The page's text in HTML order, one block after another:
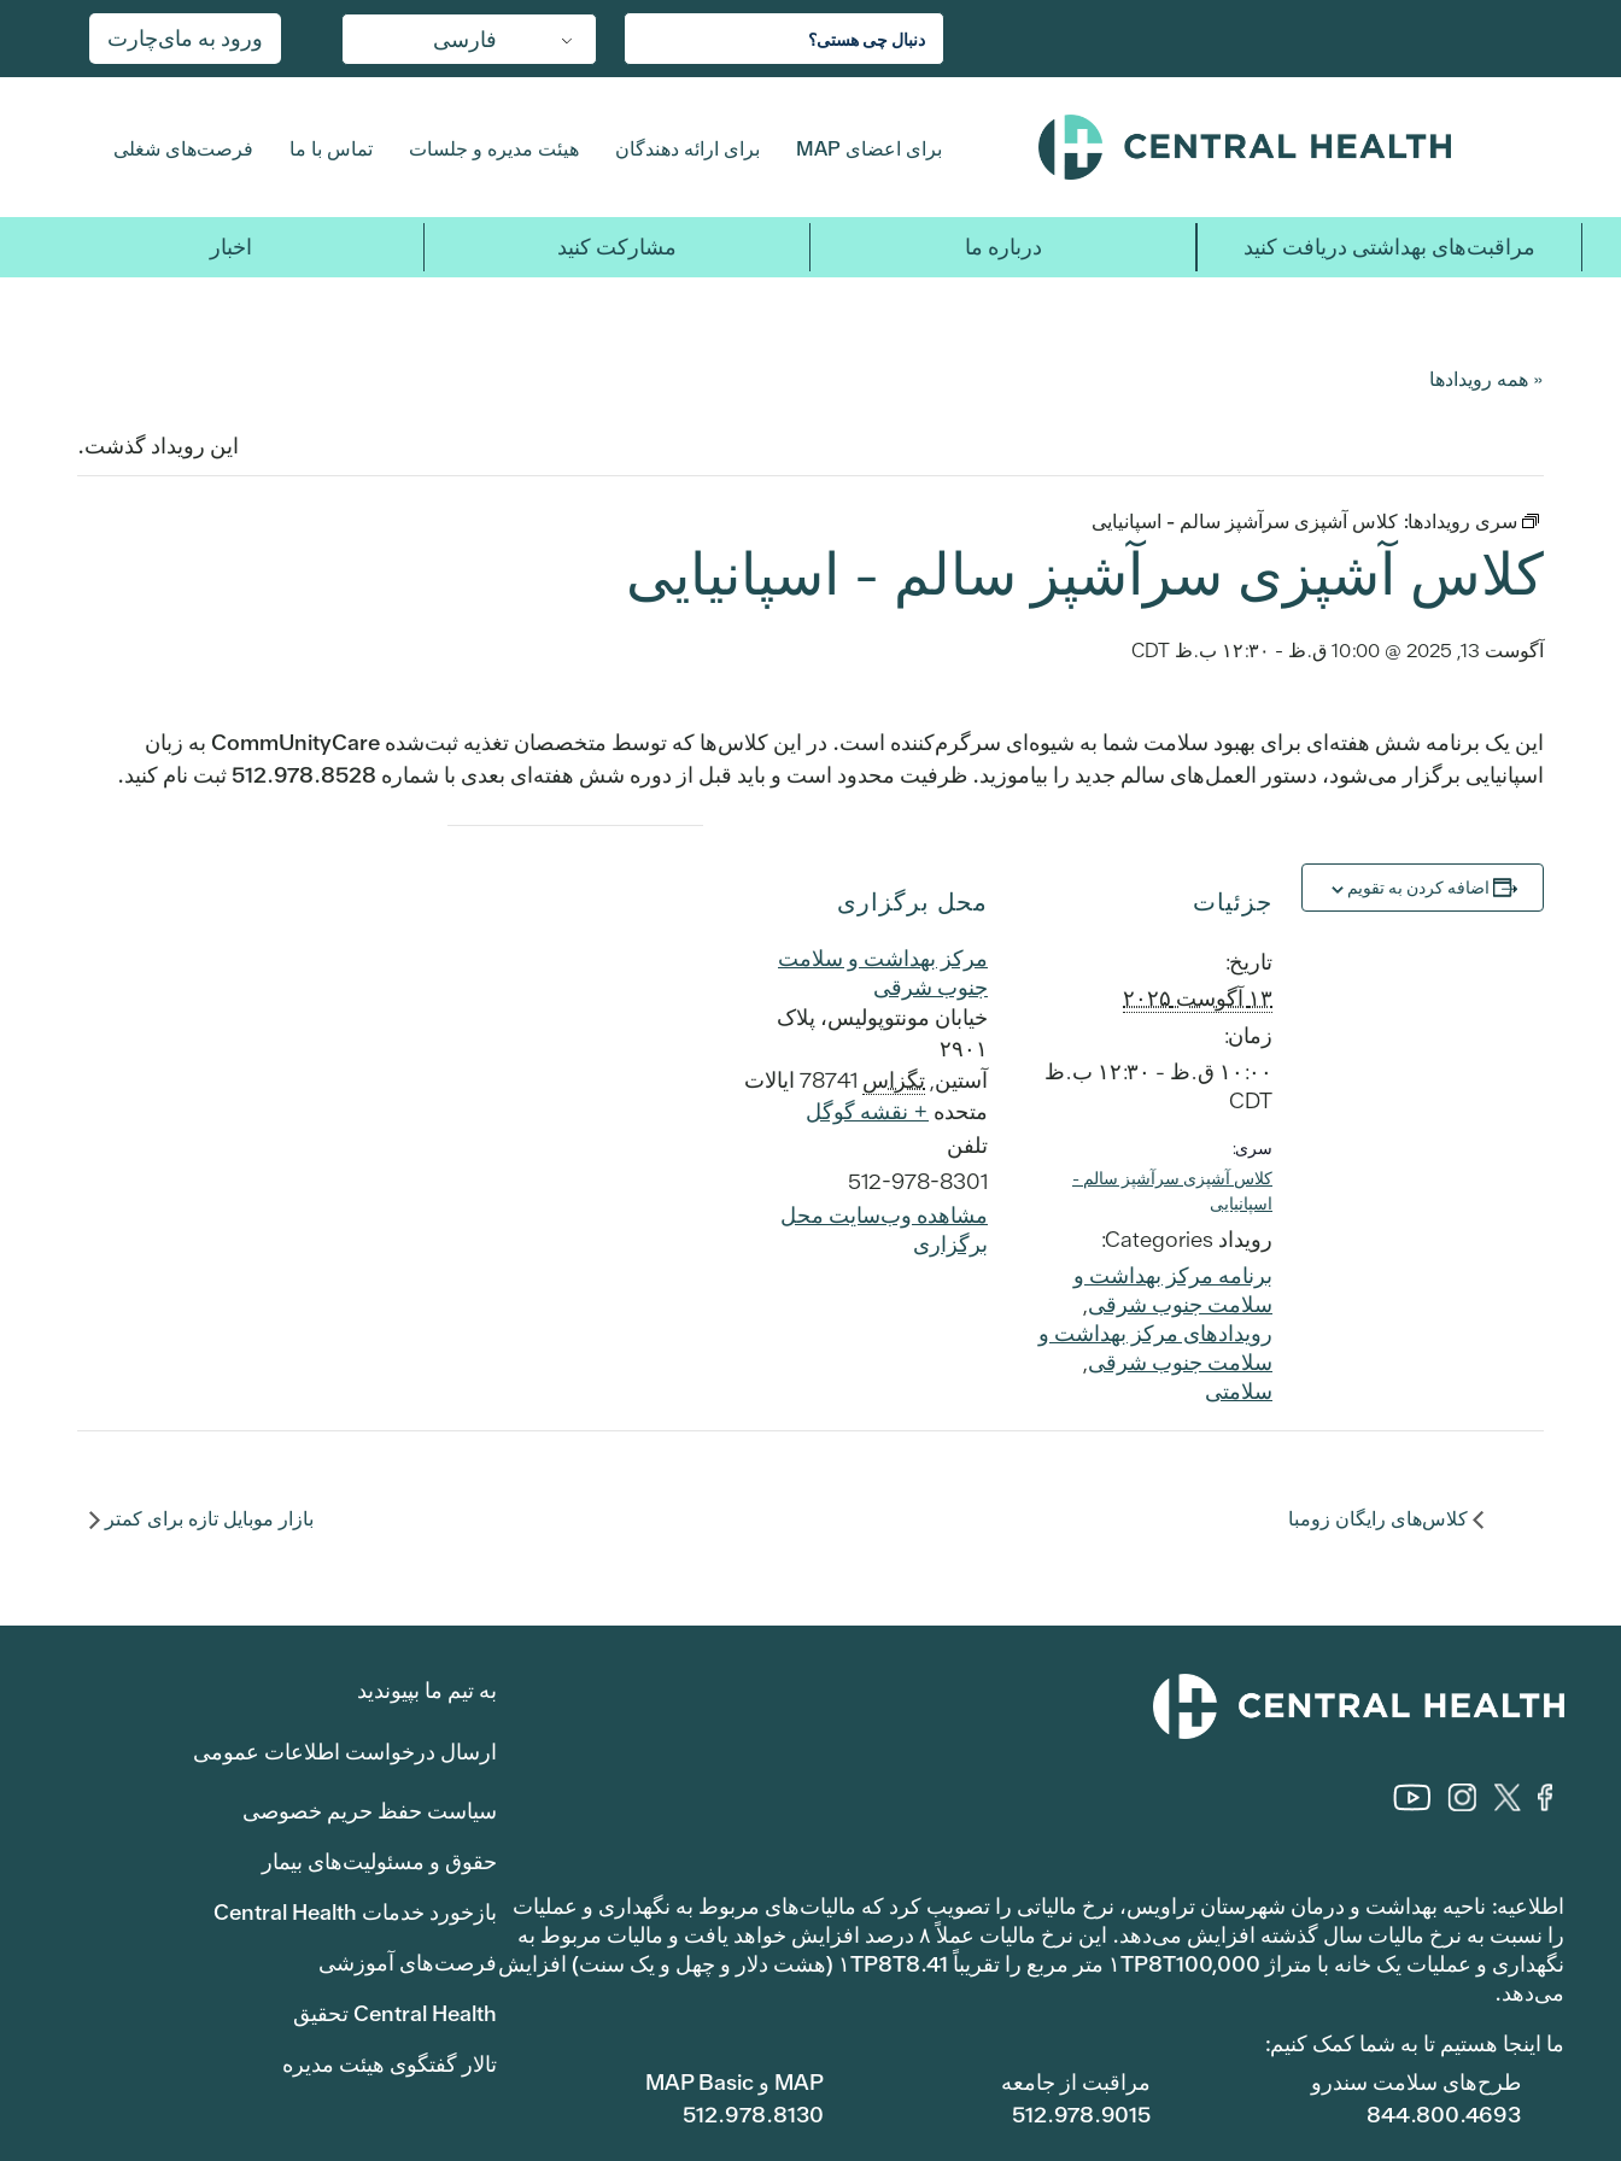
محتوای
فارسی ورود به مای‌چارت
برای اعضای MAP برای ارائه دهندگان هیئت مدیره و جلسات تماس با ما فرصت‌های شغلی
مراقبت‌های بهداشتی دریافت کنید درباره ما مشارکت کنید اخبار
« همه رویدادها
این رویداد گذشت.
سری رویدادها: کلاس آشپزی سرآشپز سالم - اسپانیایی
کلاس آشپزی سرآشپز سالم - اسپانیایی
آگوست 13, 2025 @ 10:00 ق.ظ - ۱۲:۳۰ ب.ظ CDT
این یک برنامه شش هفته‌ای برای بهبود سلامت شما به شیوه‌ای سرگرم‌کننده است. در این کلاس‌ها که توسط متخصصان تغذیه ثبت‌شده CommUnityCare به زبان
اسپانیایی برگزار می‌شود، دستور العمل‌های سالم جدید را بیاموزید. ظرفیت محدود است و باید قبل از دوره شش هفته‌ای بعدی با شماره 512.978.8528 ثبت نام کنید.
اضافه کردن به تقویم جزئیات
تاریخ:
۱۳ آگوست ۲۰۲۵
زمان:
۱۰:۰۰ ق.ظ - ۱۲:۳۰ ب.ظ
CDT
سری:
کلاس آشپزی سرآشپز سالم -
اسپانیایی
رویداد Categories:
برنامه مرکز بهداشت و
سلامت جنوب شرقی
رویدادهای مرکز بهداشت و
سلامت جنوب شرقی
سلامتی
محل برگزاری
مرکز بهداشت و سلامت
جنوب شرقی
خیابان مونتوپولیس، پلاک
۲۹۰۱
آستین تگزاس 78741 ایالات
متحده + نقشه گوگل
تلفن
512-978-8301
مشاهده وب‌سایت محل
برگزاری
کلاس‌های رایگان زومبا بازار موبایل تازه برای کمتر
اطلاعیه: ناحیه بهداشت و درمان شهرستان تراویس، نرخ مالیاتی را تصویب کرد که مالیات‌های مربوط به نگهداری و عملیات
را نسبت به نرخ مالیات سال گذشته افزایش می‌دهد. این نرخ مالیات عملاً ۸ درصد افزایش خواهد یافت و مالیات مربوط به
نگهداری و عملیات یک خانه با متراژ ۱TP8T100,000 متر مربع را تقریباً ۱TP8T8.41 (هشت دلار و چهل و یک سنت) افزایش
می‌دهد.
ما اینجا هستیم تا به شما کمک کنیم:
MAP و MAP Basic
512.978.8130
مراقبت از جامعه
512.978.9015
طرح‌های سلامت سندرو
844.800.4693
به تیم ما بپیوندید
ارسال درخواست اطلاعات عمومی
سیاست حفظ حریم خصوصی
حقوق و مسئولیت‌های بیمار
بازخورد خدمات Central Health
فرصت‌های آموزشی
Central Health تحقیق
تالار گفتگوی هیئت مدیره